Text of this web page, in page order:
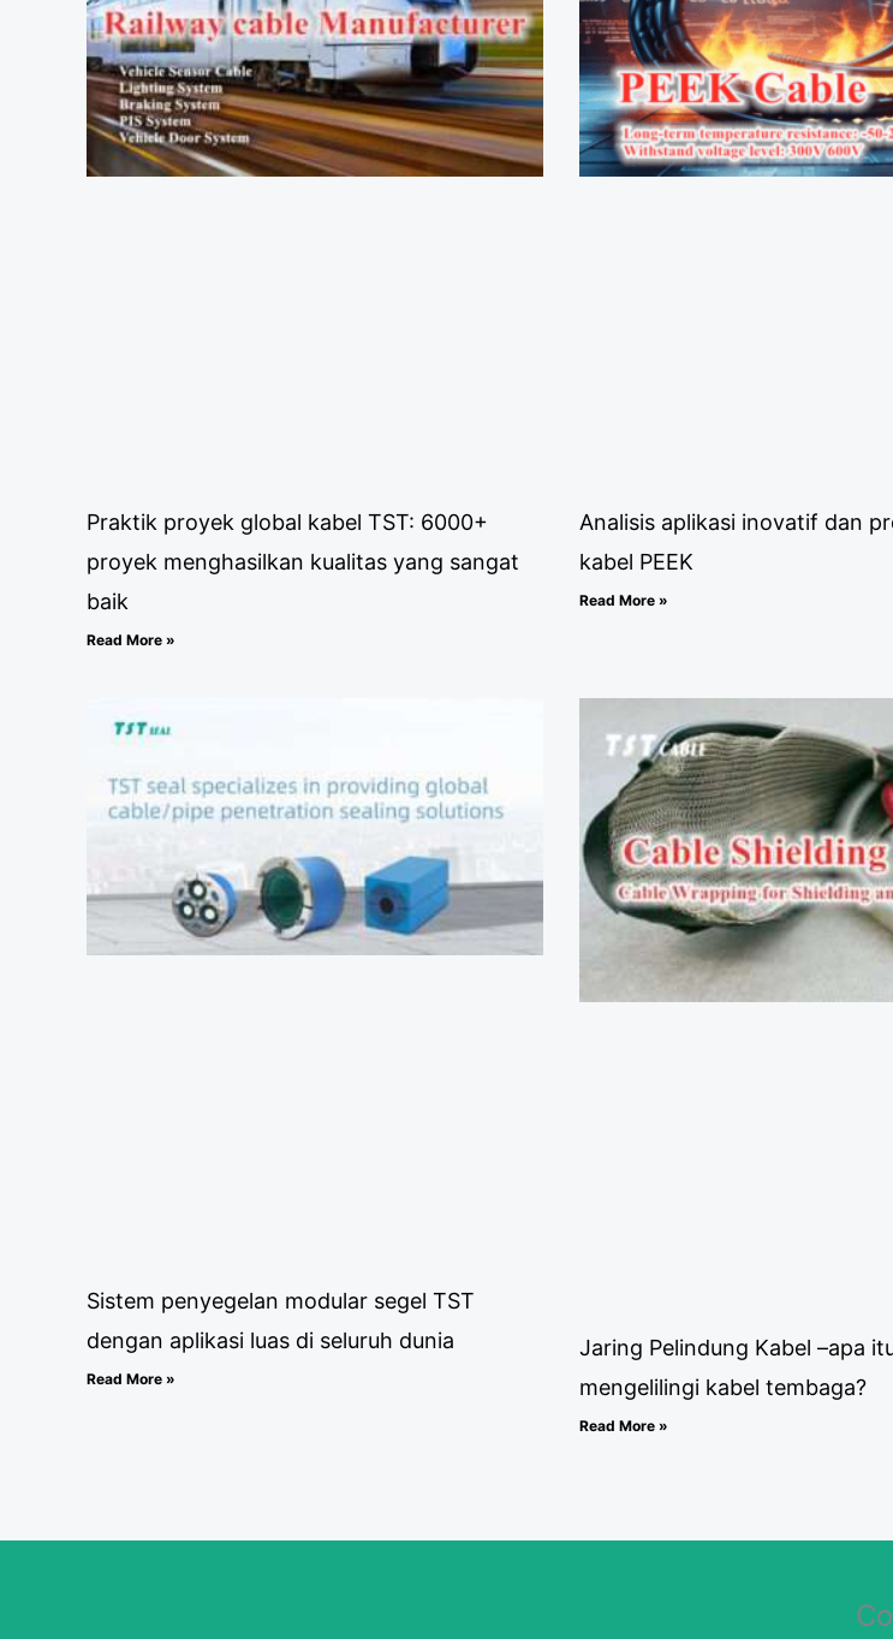
Praktik proyek global kabel TST: 6000+
proyek menghasilkan kualitas yang sangat
baik
Read More »
Analisis aplikasi inovatif dan
kabel PEEK
Read More »
Sistem penyegelan modular segel TST
dengan aplikasi luas di seluruh dunia
Read More »
Jaring Pelindung Kabel –apa
mengelilingi kabel tembaga?
Read More »